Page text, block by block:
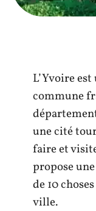
L’Yvoire
commune
une cité
faire et
propose
de 10
ville.